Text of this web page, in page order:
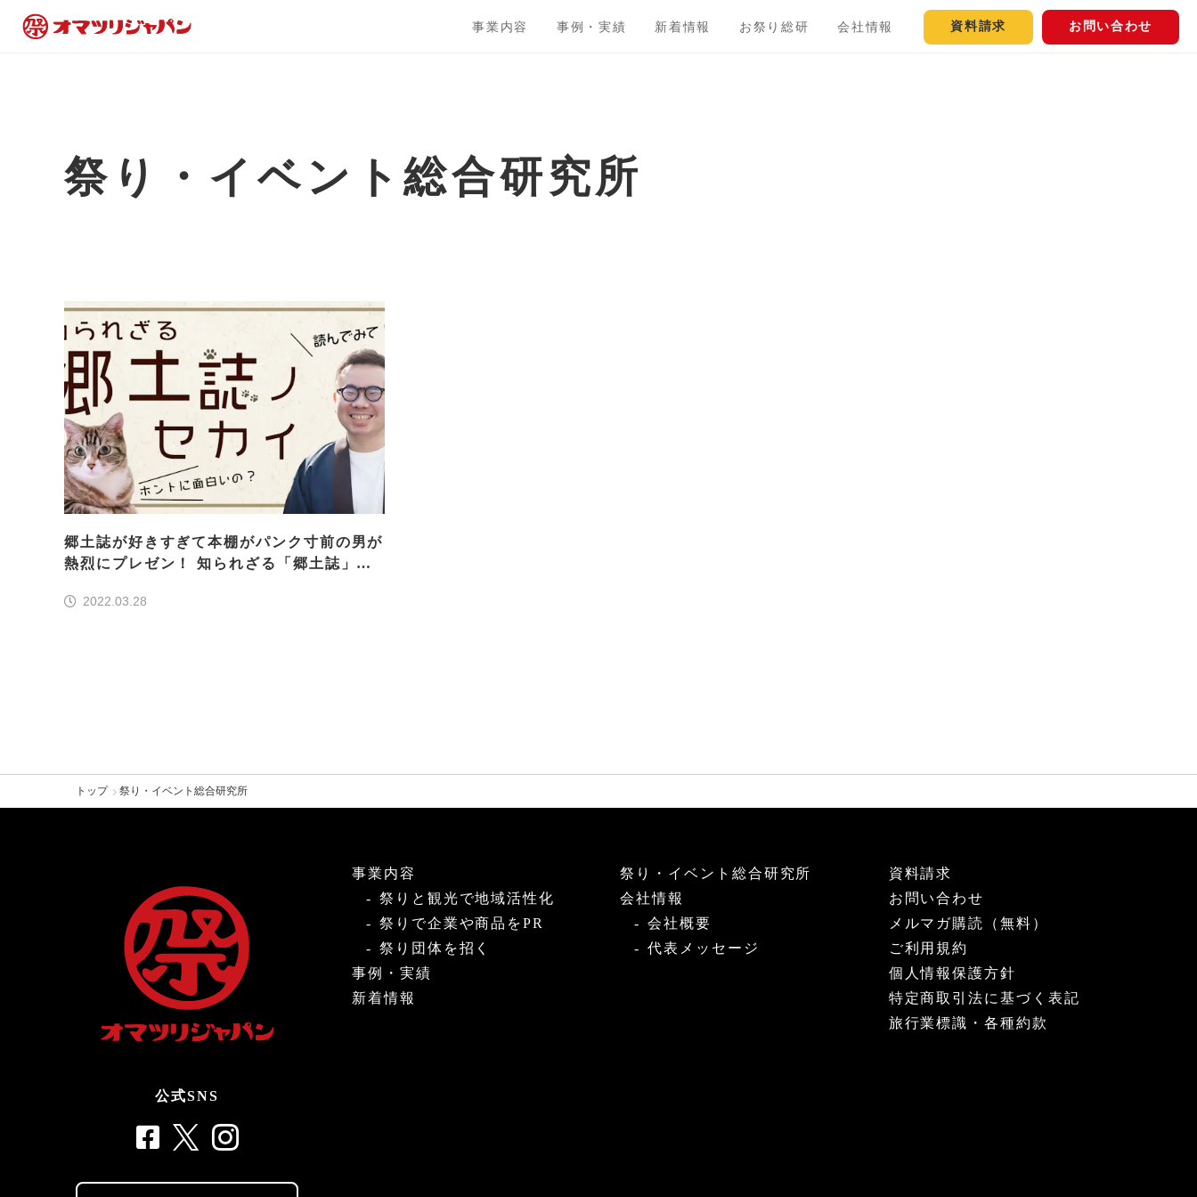
事業内容 事例・実績 新着情報 お祭り総研 会社情報 資料請求 お問い合わせ
祭り・イベント総合研究所
郷土誌が好きすぎて本棚がパンク寸前の男が
熱烈にプレゼン！ 知られざる「郷土誌」の
2022.03.28
トップ 祭り・イベント総合研究所
公式SNS
事業内容
祭りと観光で地域活性化
祭りで企業や商品をPR
祭り団体を招く
事例・実績
新着情報
祭り・イベント総合研究所
会社情報
会社概要
代表メッセージ
資料請求
お問い合わせ
メルマガ購読（無料）
ご利用規約
個人情報保護方針
特定商取引法に基づく表記
旅行業標識・各種約款